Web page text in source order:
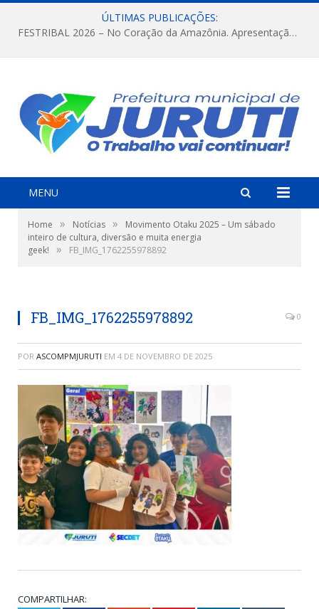
ÚLTIMAS PUBLICAÇÕES:
FESTRIBAL 2026 – No Coração da Amazônia. Apresentação da Munduruku.
MENU
Home » Notícias »
Movimento Otaku 2025 – Um sábado
inteiro de cultura, diversão e muita energia
geek!
» FB_IMG_1762255978892
FB_IMG_1762255978892 0
POR ASCOMPMJURUTI EM 4 DE NOVEMBRO DE 2025
COMPARTILHAR: